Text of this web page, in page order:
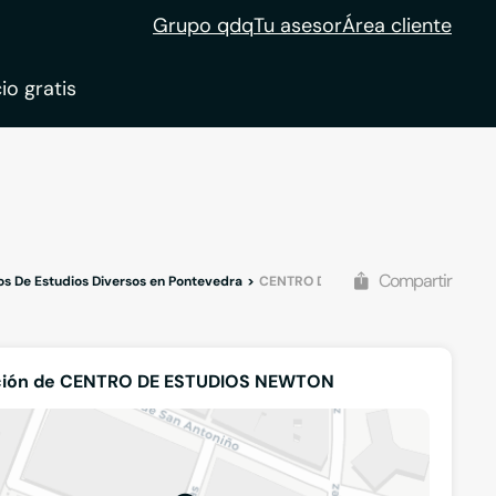
Grupo qdqTu asesorÁrea cliente
gratis
De Estudios Diversos en Pontevedra CENTRO DE ESTUDIOS NEWTON
Compartir
de CENTRO DE ESTUDIOS NEWTON